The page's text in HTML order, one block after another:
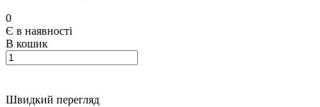
0
Є в наявності
В кошик
Швидкий перегляд